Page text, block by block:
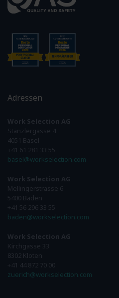
Adressen
Work Selection AG
Stänzlergasse 4
4051 Basel
+41 61 281 33 55
basel@workselection.com
Work Selection AG
Mellingerstrasse 6
5400 Baden
+41 56 296 33 55
baden@workselection.com
Work Selection AG
Kirchgasse 33
8302 Kloten
+41 44 872 70 00
zuerich@workselection.com